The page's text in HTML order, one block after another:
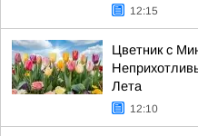
12:15
Цветник с
Лета
12:10